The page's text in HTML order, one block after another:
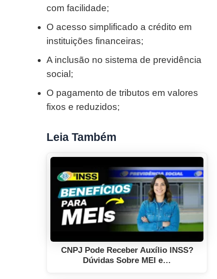
com facilidade;
O acesso simplificado a crédito em
instituições financeiras;
A inclusão no sistema de previdência
social;
O pagamento de tributos em valores
fixos e reduzidos;
Leia Também
CNPJ Pode Receber Auxílio INSS?
Dúvidas Sobre MEI e…